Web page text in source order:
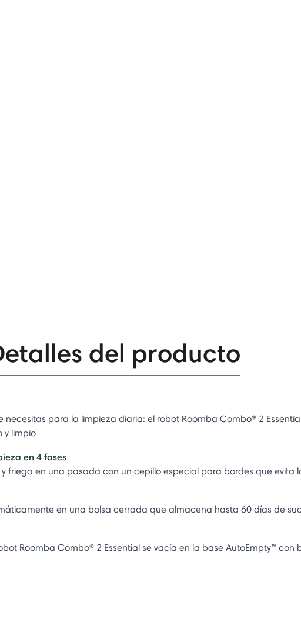
del producto
necesitas para la limpieza diaria: el robot Roomba Combo® 2
y limpio
en 4 fases​
friega en una pasada con un cepillo especial para bordes que evita
en una bolsa cerrada que almacena hasta 60 días de
Roomba Combo® 2 Essential se vacía en la base AutoEmpty™ con